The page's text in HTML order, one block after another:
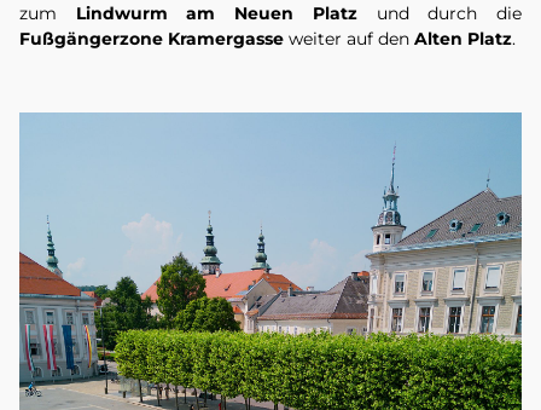
zum Lindwurm am Neuen Platzund durch die
Fußgängerzone Kramergasse weiter auf den Alten Platz.